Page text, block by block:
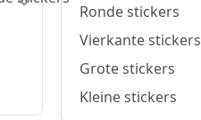
Ronde stickers
Vierkante stickers
Grote stickers
Kleine stickers